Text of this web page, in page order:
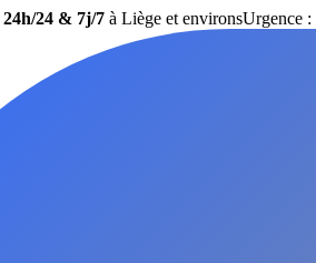
24h/24 & 7j/7 à Liège et environsUrgence :